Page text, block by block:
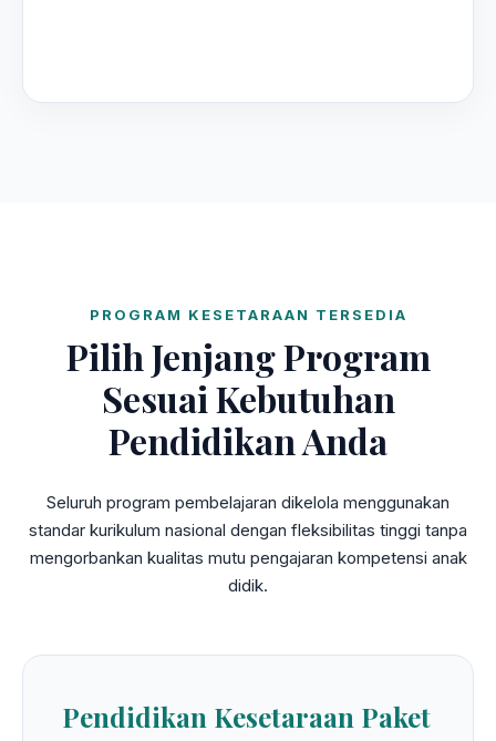
PROGRAM KESETARAAN TERSEDIA
Pilih Jenjang Program
Sesuai Kebutuhan
Pendidikan Anda
Seluruh program pembelajaran dikelola menggunakan
standar kurikulum nasional dengan fleksibilitas tinggi tanpa
mengorbankan kualitas mutu pengajaran kompetensi anak
didik.
Pendidikan Kesetaraan Paket